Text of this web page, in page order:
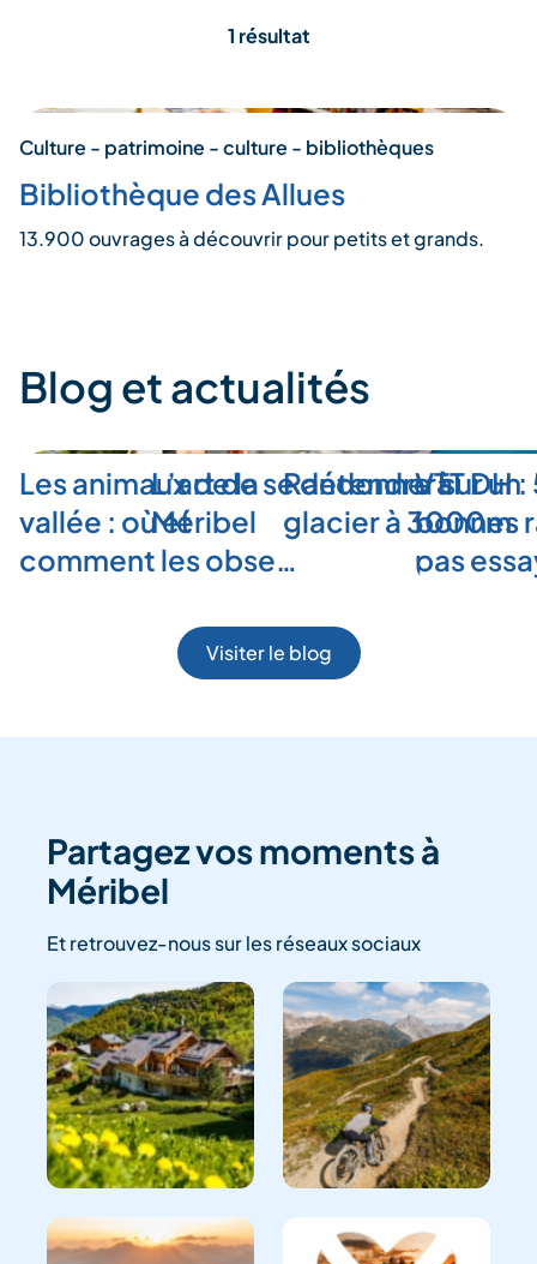
1 résultat
Culture - patrimoine - culture - bibliothèques
Bibliothèque des Allues
13.900 ouvrages à découvrir pour petits et grands.
Blog et actualités
Les animaux de la
vallée : où et
comment les obse…
L’art de se détendre à
Méribel
Randonner sur un
glacier à 3000m
VTT DH
bonnes
pas
Visiter le blog
Partagez vos moments à
Méribel
Et retrouvez-nous sur les réseaux sociaux